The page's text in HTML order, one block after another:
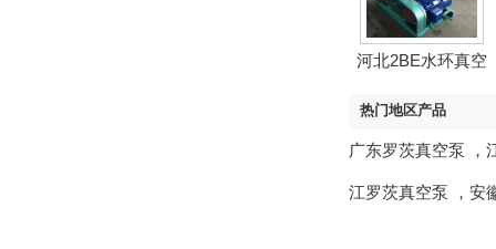
河北2BE水环真空
热门地区产品
广东罗茨真空泵 ，
江罗茨真空泵 ， 安